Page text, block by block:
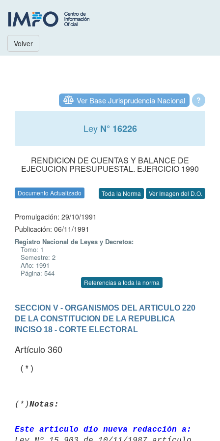
Volver
?
Ver Base Jurisprudencia Nacional
Ley N° 16226
RENDICION DE CUENTAS Y BALANCE DE
EJECUCION PRESUPUESTAL. EJERCICIO 1990
Documento Actualizado Toda la Norma Ver Imagen del D.O.
Promulgación: 29/10/1991
Publicación: 06/11/1991
Registro Nacional de Leyes y Decretos:
Tomo: 1
Semestre: 2
Año: 1991
Página: 544
Referencias a toda la norma
SECCION V - ORGANISMOS DEL ARTICULO 220
DE LA CONSTITUCION DE LA REPUBLICA
INCISO 18 - CORTE ELECTORAL
Artículo 360
(*)Notas:
Este artículo dio nueva redacción a: